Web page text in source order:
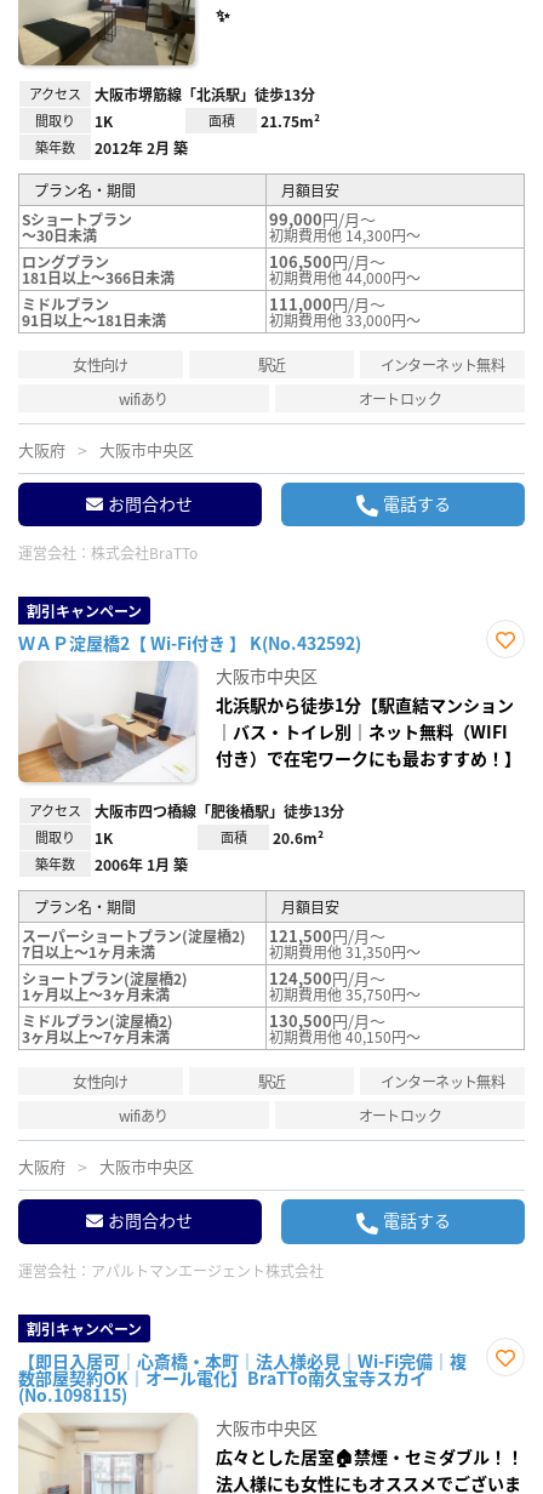
✨
アクセス 大阪市堺筋線「北浜駅」徒歩13分
間取り 1K 面積 21.75m²
築年数 2012年 2月 築
プラン名・期間
月額目安
Sショートプラン
～30日未満
99,000円/月～
初期費用他 14,300円～
ロングプラン
181日以上～366日未満
106,500円/月～
初期費用他 44,000円～
ミドルプラン
91日以上～181日未満
111,000円/月～
初期費用他 33,000円～
女性向け 駅近
インターネット無料
wifiあり
オートロック
大阪府 大阪市中央区
お問合わせ 電話する
運営会社： 株式会社BraTTo
割引キャンペーン
ＷＡＰ淀屋橋2【 Wi-Fi付き 】 K(No.432592)
り登
録
大阪市中央区
北浜駅から徒歩1分【駅直結マンション
｜バス・トイレ別｜ネット無料（WIFI
付き）で在宅ワークにも最おすすめ！】
アクセス 大阪市四つ橋線「肥後橋駅」徒歩13分
間取り 1K 面積 20.6m²
築年数 2006年 1月 築
プラン名・期間
月額目安
スーパーショートプラン(淀屋橋2)
7日以上～1ヶ月未満
121,500円/月～
初期費用他 31,350円～
ショートプラン(淀屋橋2)
1ヶ月以上～3ヶ月未満
124,500円/月～
初期費用他 35,750円～
ミドルプラン(淀屋橋2)
3ヶ月以上～7ヶ月未満
130,500円/月～
初期費用他 40,150円～
女性向け 駅近
インターネット無料
wifiあり
オートロック
大阪府 大阪市中央区
お問合わせ 電話する
運営会社： アパルトマンエージェント株式会社
割引キャンペーン
【即日入居可｜心斎橋・本町｜法人様必見｜Wi-Fi完備｜複
数部屋契約OK｜オール電化】BraTTo南久宝寺スカイ
(No.1098115)
大阪市中央区
広々とした居室🏠禁煙・セミダブル！！
法人様にも女性にもオススメでございま